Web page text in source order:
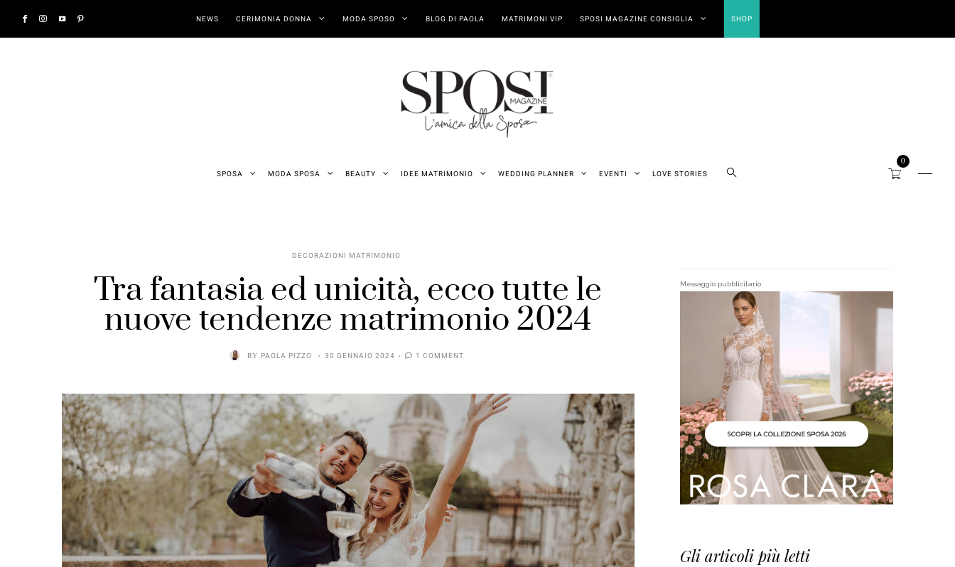
NEWS CERIMONIA DONNA MODA SPOSO BLOG DI PAOLA MATRIMONI VIP SPOSI MAGAZINE CONSIGLIA SHOP
SPOSA MODA SPOSA BEAUTY IDEE MATRIMONIO WEDDING PLANNER EVENTI LOVE STORIES
0
DECORAZIONI MATRIMONIO
Tra fantasia ed unicità, ecco tutte le
nuove tendenze matrimonio 2024
BY PAOLA PIZZO 30 GENNAIO 2024 1 COMMENT
Messaggio pubblicitario
Gli articoli più letti